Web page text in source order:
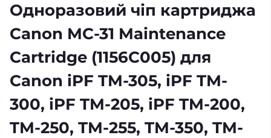
Одноразовий чіп картриджа
Canon MC-31 Maintenance
Cartridge (1156C005) для
Canon iPF TM-305, iPF TM-
300, iPF TM-205, iPF TM-200,
TM-250, TM-255, TM-350, TM-